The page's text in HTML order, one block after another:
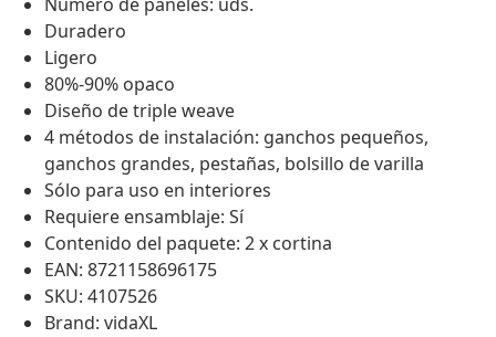
Duradero
Ligero
80%-90% opaco
Diseño de triple weave
4 métodos de instalación: ganchos pequeños,
ganchos grandes, pestañas, bolsillo de varilla
Sólo para uso en interiores
Requiere ensamblaje: Sí
Contenido del paquete: 2 x cortina
EAN: 8721158696175
SKU: 4107526
Brand: vidaXL